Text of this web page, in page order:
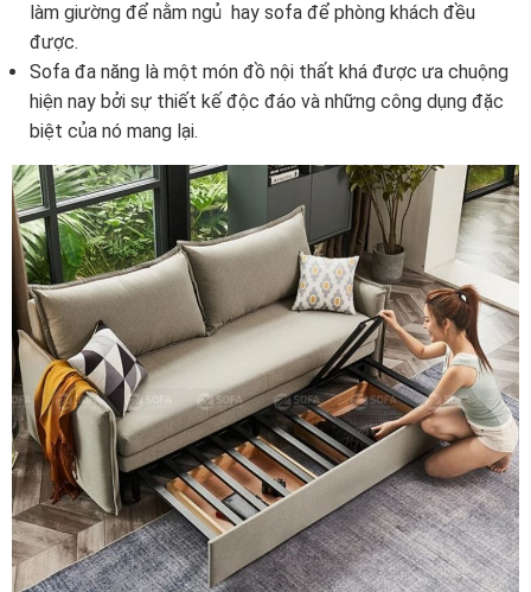
làm giường để nằm ngủ hay sofa để phòng khách đều
được.
Sofa đa năng là một món đồ nội thất khá được ưa chuộng
hiện nay bởi sự thiết kế độc đáo và những công dụng đặc
biệt của nó mang lại.